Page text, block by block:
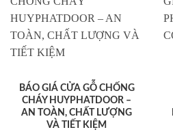
BÁO GIÁ CỬA GỖ CHỐNG
CHÁY HUYPHATDOOR –
AN TOÀN, CHẤT LƯỢNG
VÀ TIẾT KIỆM